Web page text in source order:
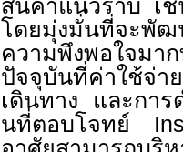
สินค้าแนวราบ เ
โดยมุ่งมั่นที่จะพั
ความพึงพอใจม
ปัจจุบันที่ค่าใช้จ่า
เดินทาง และการ
นที่ตอบโจทย์